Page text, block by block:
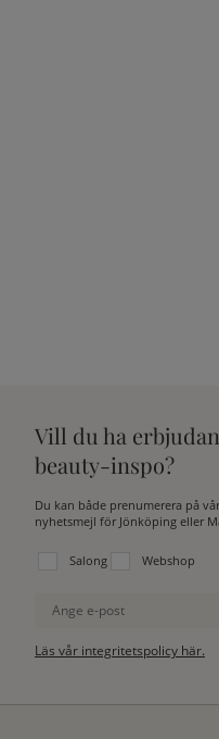
Vill du ha
beauty-inspo?
Du kan både prenumerera på
nyhetsmejl för Jönköping eller
Välj vilken lista du vill
Salong Webshop
Ange e-post
Läs vår integritetspolicy här.